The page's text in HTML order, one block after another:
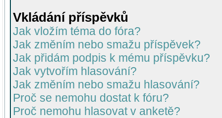
Vkládání příspěvků
Jak vložím téma do fóra?
Jak změním nebo smažu příspěvek?
Jak přidám podpis k mému příspěvku?
Jak vytvořím hlasování?
Jak změním nebo smažu hlasování?
Proč se nemohu dostat k fóru?
Proč nemohu hlasovat v anketě?